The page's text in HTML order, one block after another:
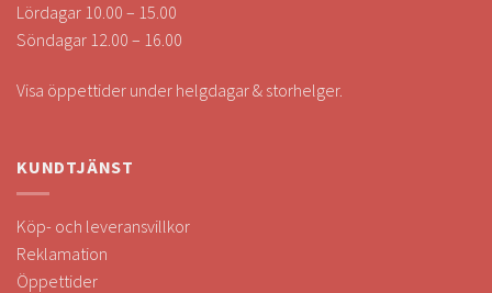
Lördagar 10.00 – 15.00
Söndagar 12.00 – 16.00
Visa öppettider under helgdagar & storhelger.
KUNDTJÄNST
Köp- och leveransvillkor
Reklamation
Öppettider